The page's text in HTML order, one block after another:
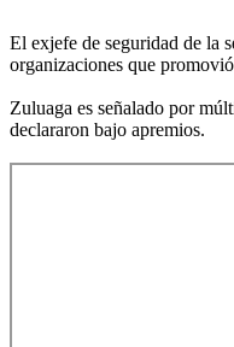
El exjefe de seguridad de la
organizaciones que
Zuluaga es señalado por
declararon bajo apremios.